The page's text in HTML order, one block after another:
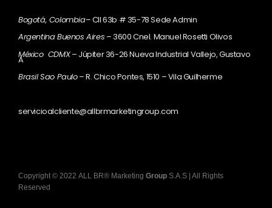
Bogotá, Colombia– Cll 63b # 35-78 Sede Admin
Argentina Buenos Aires – 3600 Cnel. Manuel Rosetti Olivos
México CDMX– Júpiter 36-26 Nueva Industrial Vallejo, Gustavo
A
Brasil Sao Paulo– R. Chico Pontes, 1510 – Vila Guilherme
servicioalcliente@allbrmarketingroup.com
Copyright© 2022 ALL BR® Marketing Group S.A.S | All Rights
Reserved